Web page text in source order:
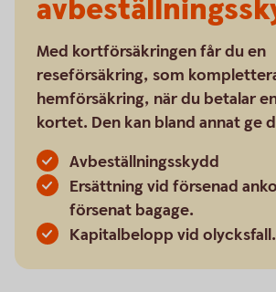
Med kortförsäkringen får du en
reseförsäkring, som
hemförsäkring, när du betalar
kortet. Den kan bland annat ge
Avbeställningsskydd
Ersättning vid försenad
försenat bagage.
Kapitalbelopp vid olycksfall.